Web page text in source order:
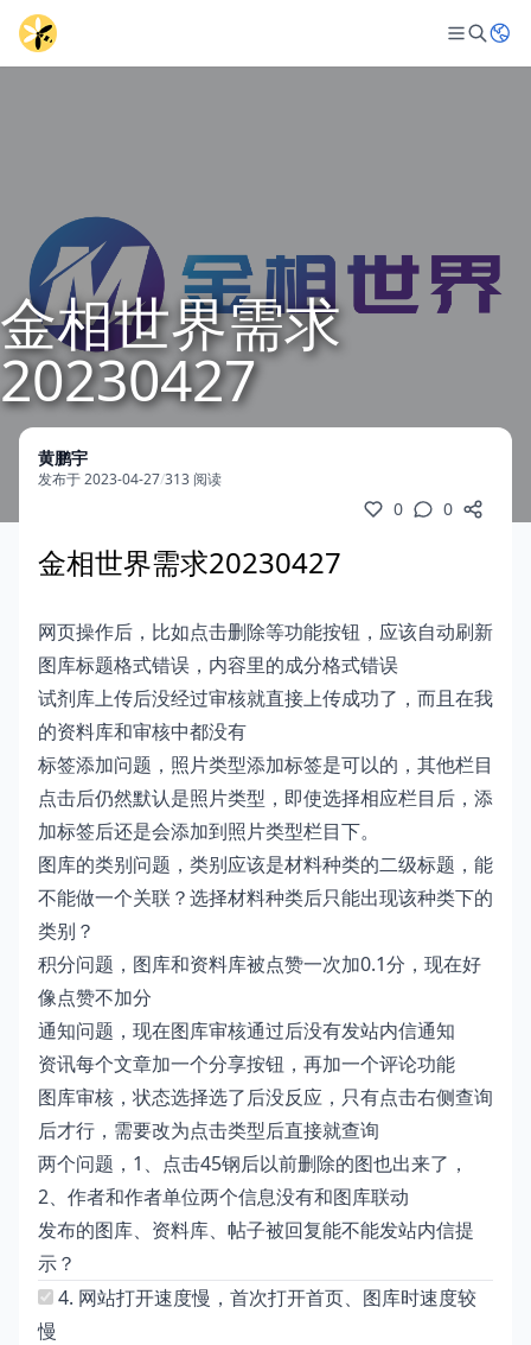
金相世界需求
20230427
黄鹏宇
发布于 2023-04-27/313 阅读
0 0
金相世界需求20230427
网页操作后，比如点击删除等功能按钮，应该自动刷新
图库标题格式错误，内容里的成分格式错误
试剂库上传后没经过审核就直接上传成功了，而且在我
的资料库和审核中都没有
标签添加问题，照片类型添加标签是可以的，其他栏目
点击后仍然默认是照片类型，即使选择相应栏目后，添
加标签后还是会添加到照片类型栏目下。
图库的类别问题，类别应该是材料种类的二级标题，能
不能做一个关联？选择材料种类后只能出现该种类下的
类别？
积分问题，图库和资料库被点赞一次加0.1分，现在好
像点赞不加分
通知问题，现在图库审核通过后没有发站内信通知
资讯每个文章加一个分享按钮，再加一个评论功能
图库审核，状态选择选了后没反应，只有点击右侧查询
后才行，需要改为点击类型后直接就查询
两个问题，1、点击45钢后以前删除的图也出来了，
2、作者和作者单位两个信息没有和图库联动
发布的图库、资料库、帖子被回复能不能发站内信提
示？
4. 网站打开速度慢，首次打开首页、图库时速度较
慢